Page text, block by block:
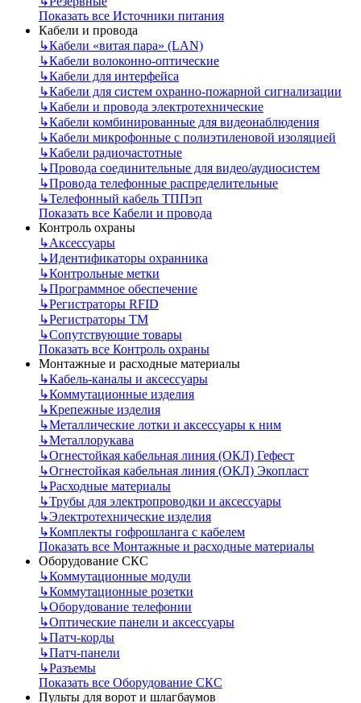
Показать все Источники питания
Кабели и провода
↳Кабели «витая пара» (LAN)
↳Кабели волоконно-оптические
↳Кабели для интерфейса
↳Кабели для систем охранно-пожарной сигнализации
↳Кабели и провода электротехнические
↳Кабели комбинированные для видеонаблюдения
↳Кабели микрофонные с полиэтиленовой изоляцией
↳Кабели радиочастотные
↳Провода соединительные для видео/аудиосистем
↳Провода телефонные распределительные
↳Телефонный кабель ТППэп
Показать все Кабели и провода
Контроль охраны
↳Аксессуары
↳Идентификаторы охранника
↳Контрольные метки
↳Программное обеспечение
↳Регистраторы RFID
↳Регистраторы ТМ
↳Сопутствующие товары
Показать все Контроль охраны
Монтажные и расходные материалы
↳Кабель-каналы и аксессуары
↳Коммутационные изделия
↳Крепежные изделия
↳Металлические лотки и аксессуары к ним
↳Металлорукава
↳Огнестойкая кабельная линия (ОКЛ) Гефест
↳Огнестойкая кабельная линия (ОКЛ) Экопласт
↳Расходные материалы
↳Трубы для электропроводки и аксессуары
↳Электротехнические изделия
↳Комплекты гофрошланга с кабелем
Показать все Монтажные и расходные материалы
Оборудование СКС
↳Коммутационные модули
↳Коммутационные розетки
↳Оборудование телефонии
↳Оптические панели и аксессуары
↳Патч-корды
↳Патч-панели
↳Разъемы
Показать все Оборудование СКС
Пульты для ворот и шлагбаумов